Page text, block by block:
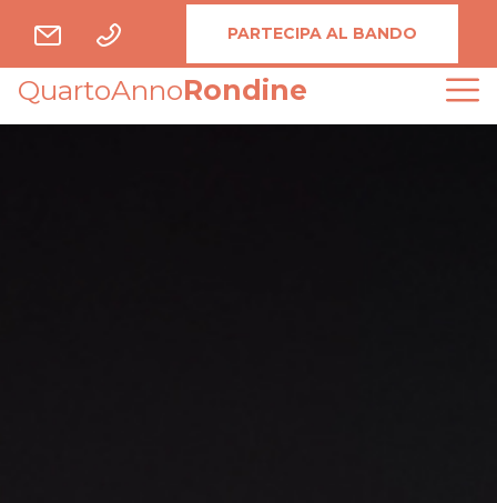
PARTECIPA AL BANDO
QuartoAnnoRondine